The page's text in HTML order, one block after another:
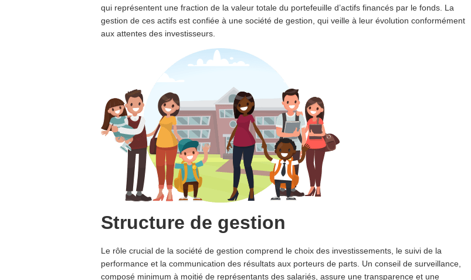
qui représentent une fraction de la valeur totale du portefeuille d’actifs financés par le fonds. La
gestion de ces actifs est confiée à une société de gestion, qui veille à leur évolution conformément
aux attentes des investisseurs.
Structure de gestion
Le rôle crucial de la société de gestion comprend le choix des investissements, le suivi de la
performance et la communication des résultats aux porteurs de parts. Un conseil de surveillance,
composé minimum à moitié de représentants des salariés, assure une transparence et une